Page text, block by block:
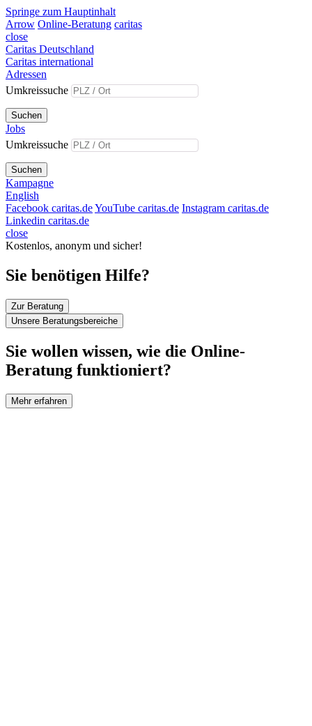
Springe zum Hauptinhalt
Arrow Online-Beratung caritas
close
Caritas Deutschland
Caritas international
Adressen
Umkreissuche
Suchen
Jobs
Umkreissuche
Suchen
Kampagne
English
Facebook caritas.deYouTube caritas.de Instagram caritas.de
Linkedin caritas.de
close
Kostenlos, anonym und sicher!
Sie benötigen Hilfe?
Zur Beratung
Unsere Beratungsbereiche
Sie wollen wissen, wie die Online-
Beratung funktioniert?
Mehr erfahren